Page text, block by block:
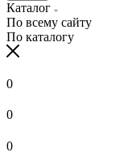
Каталог
По всему сайту
По каталогу
0
0
0